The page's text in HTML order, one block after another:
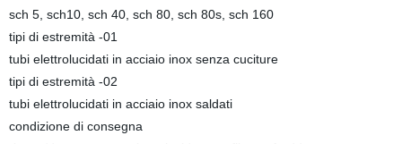
sch 5, sch10, sch 40, sch 80, sch 80s, sch 160
tipi di estremità -01
tubi elettrolucidati in acciaio inox senza cuciture
tipi di estremità -02
tubi elettrolucidati in acciaio inox saldati
condizione di consegna